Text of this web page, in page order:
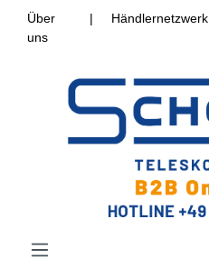
Über
uns
| Händlernetzwerk